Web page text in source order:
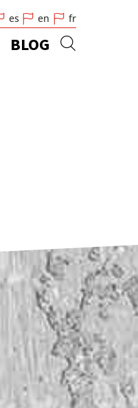
es en fr
BLOG